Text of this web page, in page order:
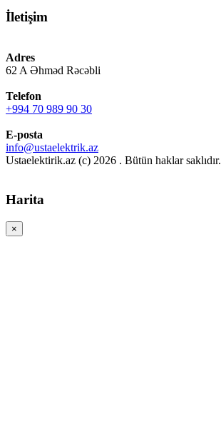
İletişim
Adres
62 A Əhməd Rəcəbli
Telefon
+994 70 989 90 30
E-posta
info@ustaelektrik.az
Ustaelektirik.az (c) 2026 . Bütün haklar saklıdır.
Harita
×